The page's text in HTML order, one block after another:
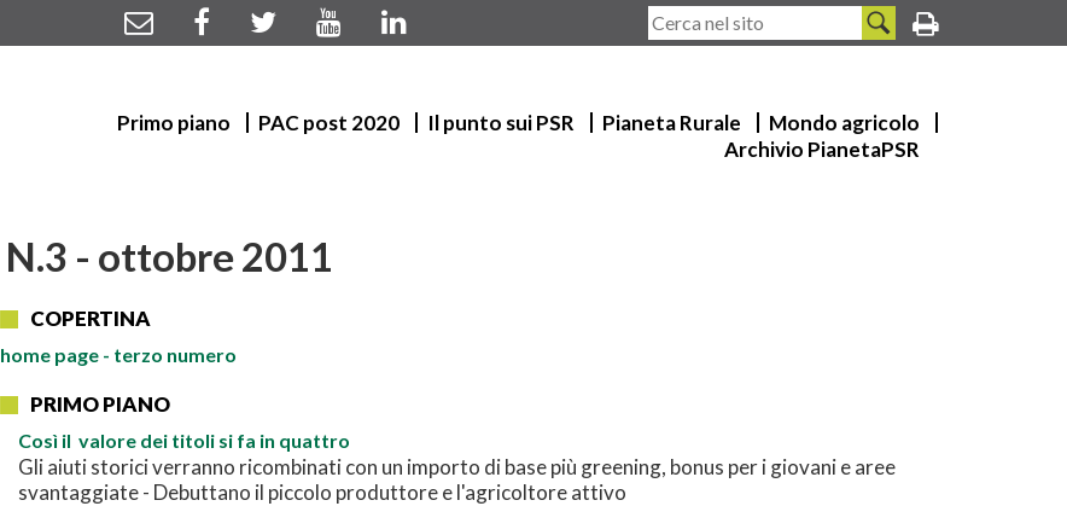
Primo piano PAC post 2020 Il punto sui PSR Pianeta Rurale
Mondo agricolo
Archivio PianetaPSR
N.3 - ottobre 2011
COPERTINA
home page - terzo numero
PRIMO PIANO
Così il valore dei titoli si fa in quattro
Gli aiuti storici verranno ricombinati con un importo di base più greening, bonus per i giovani e aree
svantaggiate - Debuttano il piccolo produttore e l'agricoltore attivo